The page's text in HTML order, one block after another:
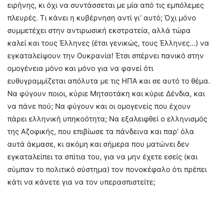
ειρήνης, κι όχι να συντάσσεται με μία από τις εμπόλεμες
πλευρές. Τι κάνει η κυβέρνηση αντί γι’ αυτό; Όχι μόνο
συμμετέχει στην αντιρωσική εκστρατεία, αλλά τώρα
καλεί και τους Έλληνες (έτσι γενικώς, τους Έλληνες…) να
εγκαταλείψουν την Ουκρανία! Έτσι σπέρνει πανικό στην
ομογένεια μόνο και μόνο για να φανεί ότι
ευθυγραμμίζεται απόλυτα με τις ΗΠΑ και σε αυτό το θέμα.
Να φύγουν ποιοι, κύριε Μητσοτάκη και κύριε Δένδια, και
να πάνε πού; Να φύγουν και οι ομογενείς που έχουν
πάρει ελληνική υπηκοότητα; Να εξαλειφθεί ο ελληνισμός
της Αζοφικής, που επιβίωσε τα πάνδεινα και παρ’ όλα
αυτά άκμασε, κι ακόμη και σήμερα που ματώνει δεν
εγκαταλείπει τα σπίτια του, για να μην έχετε εσείς (και
σύμπαν το πολιτικό σύστημα) τον πονοκέφαλο ότι πρέπει
κάτι να κάνετε για να τον υπερασπιστείτε;